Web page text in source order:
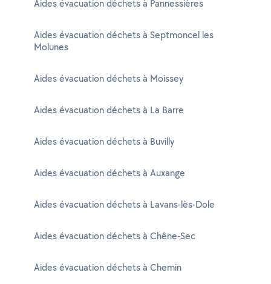
Aides évacuation déchets à Pannessières
Aides évacuation déchets à Septmoncel les
Molunes
Aides évacuation déchets à Moissey
Aides évacuation déchets à La Barre
Aides évacuation déchets à Buvilly
Aides évacuation déchets à Auxange
Aides évacuation déchets à Lavans-lès-Dole
Aides évacuation déchets à Chêne-Sec
Aides évacuation déchets à Chemin